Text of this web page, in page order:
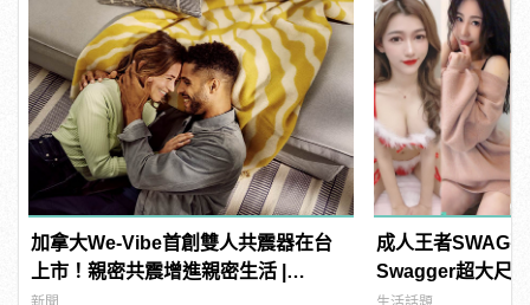
加拿大We-Vibe首創雙人共震器在台
上市！親密共震增進親密生活 |
manfashion這樣變型男
成人王者SWAG
Swagger超大尺
紅海鮮通通有，